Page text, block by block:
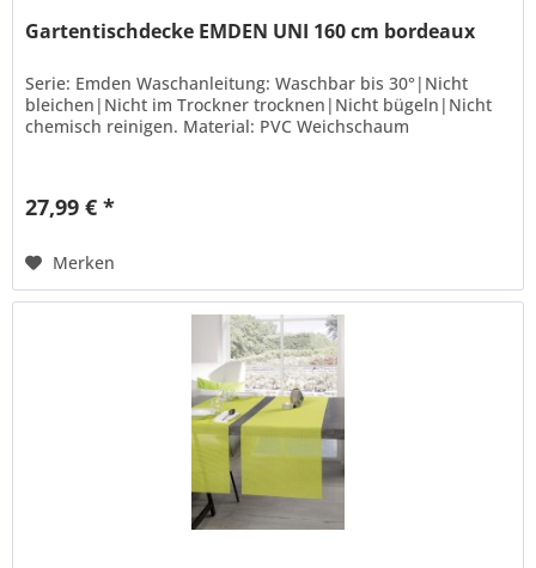
Gartentischdecke EMDEN UNI 160 cm bordeaux
Serie: Emden Waschanleitung: Waschbar bis 30°|Nicht
bleichen|Nicht im Trockner trocknen|Nicht bügeln|Nicht
chemisch reinigen. Material: PVC Weichschaum
27,99 € *
Merken